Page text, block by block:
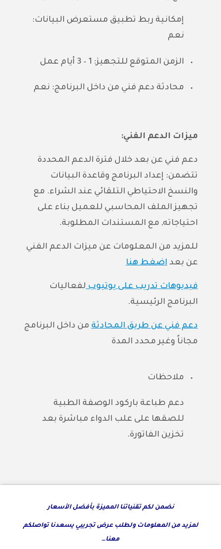
إمكانية ربط تطبيق مستعرض البيانات:
نعم
الزمن المتوقع للتجهيز: 1 – 3 أيام عمل
محادثة دعم فني من داخل البرنامج: نعم
ميزات الدعم الفني:
دعم فني عن بعد خلال فترة الدعم المحددة
تتضمن: إعداد البرنامج وقاعدة البيانات
والنسخ الاحتياطي التلقائي عند الشراء. مع
تجهيز الملف المحاسبي للعميل بناء على
احتياجاته, مع المستندات المطلوبة.
للمزيد من المعلومات عن ميزات الدعم الفني
عن بعداضغط هنا
فيديوهات تدريب على يوتيوبلفعاليات
البرنامج الرئيسية.
دعم فني عن طريق المحادثةمن داخل البرنامج
مجاناً وغير محدد المدة
ملاحظات
دعم طباعة باركود الوصفة الطبية
للصقها على علب الدواء مباشرة بعد
تخزين الفاتورة.
نضمن لكم تقنياتنا المميزة بأفضل الأسعار
لمزيد من المعلومات ولطلب عرض تجريبي يسعدنا تواصلكم
معنا…